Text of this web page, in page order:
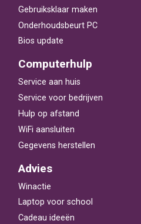
Gebruiksklaar maken
Onderhoudsbeurt PC
Bios update
Computerhulp
Service aan huis
Service voor bedrijven
Hulp op afstand
WiFi aansluiten
Gegevens herstellen
Advies
Winactie
Laptop voor school
Cadeau ideeën